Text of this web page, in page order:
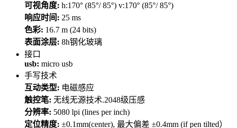
可视角度: h:170° (85°/ 85°) v:170° (85°/ 85°)
响应时间: 25 ms
色彩: 16.7 m (24 bits)
表面涂层: 8h钢化玻璃
接口
usb: micro usb
手写技术
互动类型: 电磁感应
触控笔: 无线无源技术.2048级压感
分辨率: 5080 lpi (lines per inch)
定位精度: ±0.1mm(center), 最大偏差 ±0.4mm (if pen tilted）